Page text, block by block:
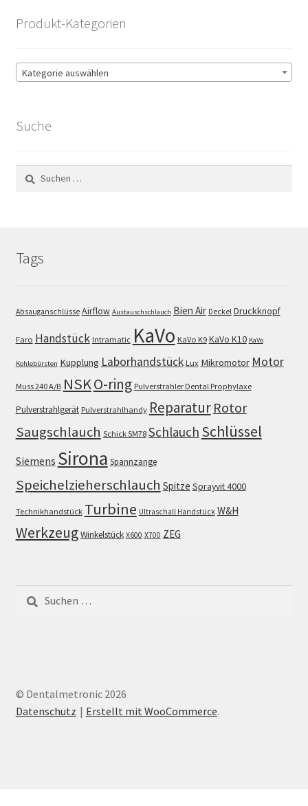
Produkt-Kategorien
Kategorie auswählen
Suche
nach:
Tags
Absauganschlüsse Airflow Austauschschlauch Bien Air Deckel Druckknopf
Faro Handstück Intramatic KaVo KaVo K9 KaVo K10 KaVo
Kohlebürsten Kupplung Laborhandstück Lux Mikromotor Motor
Muss 240 A/B NSKO-ring Pulverstrahler Dental Prophylaxe
Pulverstrahlgerät Pulverstrahlhandy Reparatur Rotor
Saugschlauch Schick SM78 Schlauch Schlüssel
Siemens Sirona Spannzange
Speichelzieherschlauch Spitze Sprayvit 4000
Technikhandstück Turbine Ultraschall Handstück W&H
WerkzeugWinkelstück X600 X700 ZEG
Suchen
nach:
© Dentalmetronic 2026
Datenschutz
Erstellt mit WooCommerce.